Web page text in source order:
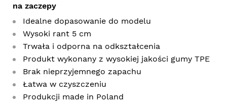
na zaczepy
Idealne dopasowanie do modelu
Wysoki rant 5 cm
Trwała i odporna na odkształcenia
Produkt wykonany z wysokiej jakości gumy TPE
Brak nieprzyjemnego zapachu
Łatwa w czyszczeniu
Produkcji made in Poland